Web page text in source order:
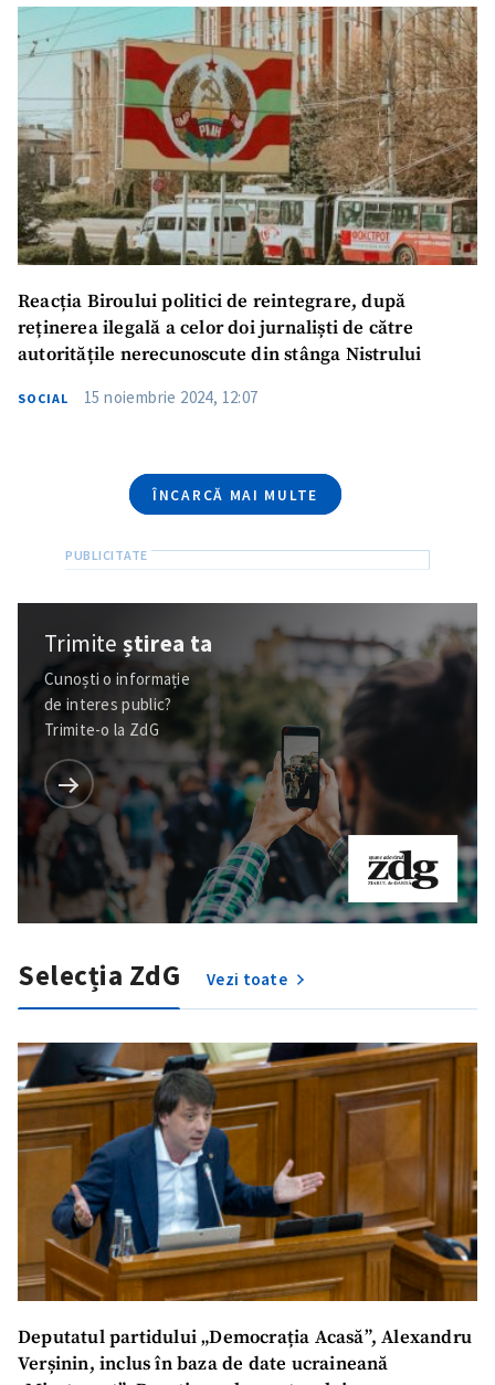
SUSȚINE
Reacția Biroului politici de reintegrare, după
reținerea ilegală a celor doi jurnaliști de către
autoritățile nerecunoscute din stânga Nistrului
SOCIAL 15 noiembrie 2024, 12:07
ÎNCARCĂ MAI MULTE
Trimiteștirea ta
Cunoști o informație
de interes public?
Trimite-o la ZdG
Selecția ZdG Vezi toate
Deputatul partidului „Democrația Acasă”, Alexandru
Verșinin, inclus în baza de date ucraineană
Telefon
+ Telefon personal
Am citit și sunt de
acord cupolitica de
confidențialitate.
TRIMITE ȘTIREA